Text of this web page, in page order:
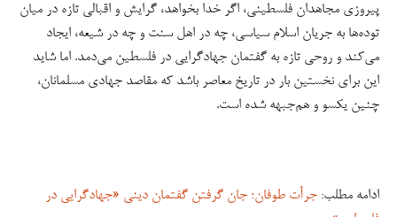
پیروزی مجاهدان فلسطینی، اگر خدا بخواهد، گرایش و اقبالی تازه در میان
توده‌ها به جریان اسلام سیاسی، چه در اهل سنت و چه در شیعه، ایجاد
می‌کند و روحی تازه به گفتمان جهادگرایی در فلسطین می‌دمد. اما شاید
این برای نخستین بار در تاریخ معاصر باشد که مقاصد جهادی مسلمانان،
چنین یکسو و هم‌جبهه شده است.
ادامه مطلب: جرأت طوفان؛ جان گرفتن گفتمان دینی «جهادگرایی در